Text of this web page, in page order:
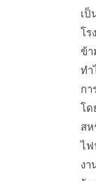
เป็
โร
ข้า
ทำ
ก
โด
สห
ไฟ
ง